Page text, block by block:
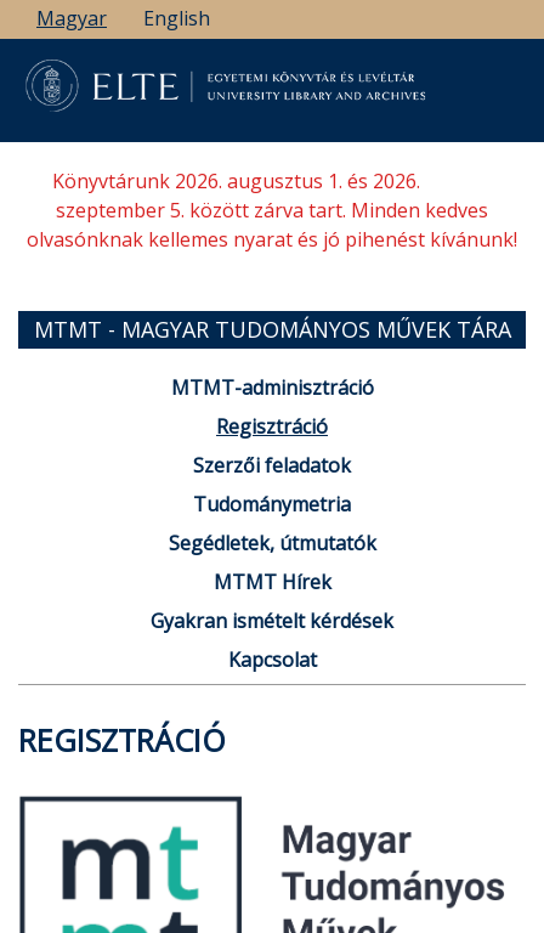
Ugrás
a
tartalomra
Magyar English
Könyvtárunk 2026. augusztus 1. és 2026.
szeptember 5. között zárva tart. Minden kedves
olvasónknak kellemes nyarat és jó pihenést kívánunk!
MTMT - MAGYAR TUDOMÁNYOS MŰVEK TÁRA
MTMT-adminisztráció
Regisztráció
Szerzői feladatok
Tudománymetria
Segédletek, útmutatók
MTMT Hírek
Gyakran ismételt kérdések
Kapcsolat
REGISZTRÁCIÓ